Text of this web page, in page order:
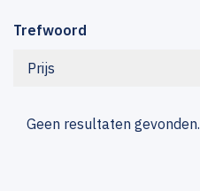
Trefwoord
Prijs
Geen resultaten gevonden.